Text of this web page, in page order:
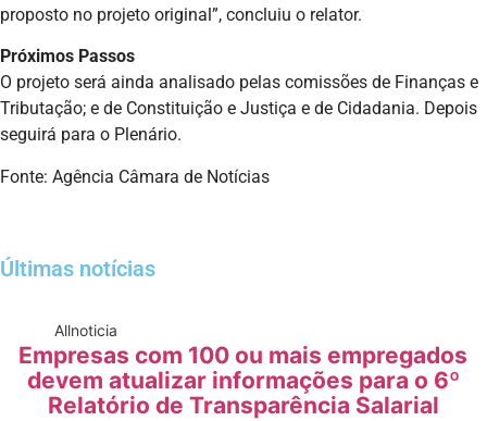
proposto no projeto original”, concluiu o relator.
Próximos Passos
O projeto será ainda analisado pelas comissões de Finanças e
Tributação; e de Constituição e Justiça e de Cidadania. Depois
seguirá para o Plenário.
Fonte: Agência Câmara de Notícias
Últimas notícias
Allnoticia
Empresas com 100 ou mais empregados
devem atualizar informações para o 6º
Relatório de Transparência Salarial